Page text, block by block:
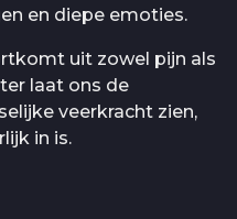
en diepe emoties.
uit zowel pijn als
laat ons de
veerkracht zien,
in is.